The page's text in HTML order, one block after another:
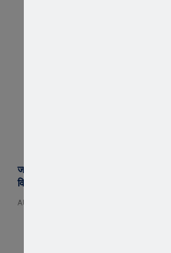
जावरा के आनंदी हनुमान मुक्तिधाम में महादेव
विकास को मिले 10 लाख !
AUGUST 9, 2026